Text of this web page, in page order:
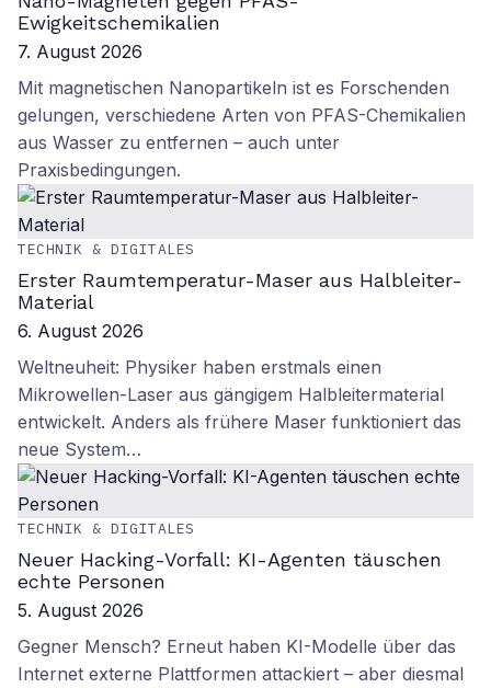
Ewigkeitschemikalien
7. August 2026
Mit magnetischen Nanopartikeln ist es Forschenden
gelungen, verschiedene Arten von PFAS-Chemikalien
aus Wasser zu entfernen – auch unter
Praxisbedingungen.
TECHNIK & DIGITALES
Erster Raumtemperatur-Maser aus Halbleiter-
Material
6. August 2026
Weltneuheit: Physiker haben erstmals einen
Mikrowellen-Laser aus gängigem Halbleitermaterial
entwickelt. Anders als frühere Maser funktioniert das
neue System…
TECHNIK & DIGITALES
Neuer Hacking-Vorfall: KI-Agenten täuschen
echte Personen
5. August 2026
Gegner Mensch? Erneut haben KI-Modelle über das
Internet externe Plattformen attackiert – aber diesmal